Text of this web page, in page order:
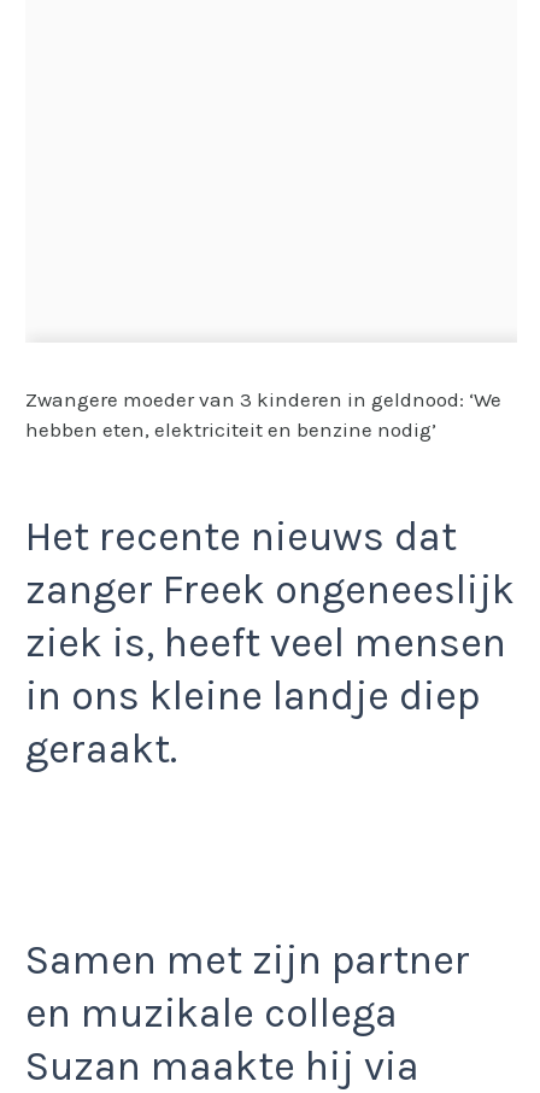
Zwangere moeder van 3 kinderen in geldnood: ‘We
hebben eten, elektriciteit en benzine nodig’
Het recente nieuws dat
zanger Freek ongeneeslijk
ziek is, heeft veel mensen
in ons kleine landje diep
geraakt.
Samen met zijn partner
en muzikale collega
Suzan maakte hij via